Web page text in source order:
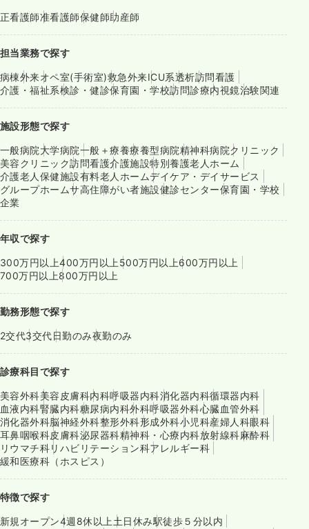
正看護師准看護師保健師助産師
担当業務で探す
病棟外来オペ室(手術室)救急外来ICU系透析訪問看護
介護・福祉系検診・健診保育園・学校訪問診療内視鏡治験関連
施設形態で探す
一般病院大学病院一般＋療養療養型病院精神科病院クリニック
美容クリニック訪問看護介護施設特別養護老人ホーム
介護老人保健施設有料老人ホームデイケア・デイサービス
グループホームサ高住障がい者施設健診センター保育園・学校
企業
年収で探す
300万円以上400万円以上 500万円以上600万円以上
700万円以上800万円以上
勤務形態で探す
2交代3交代日勤のみ夜勤のみ
診療科目で探す
美容外科美容皮膚科内科呼吸器内科消化器内科循環器内科
血液内科腎臓内科糖尿病内科外科呼吸器外科心臓血管外科
消化器外科脳神経外科整形外科形成外科小児科産婦人科眼科
耳鼻咽喉科皮膚科泌尿器科精神科・心療内科放射線科麻酔科
リウマチ科リハビリテーション科アレルギー科
緩和医療科（ホスピス）
特徴で探す
新規オープン4週8休以上 土日休み駅徒歩５分以内